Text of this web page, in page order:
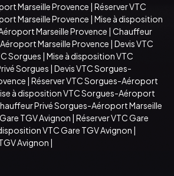
Marseille Provence | Réserver VTC
Marseille Provence | Mise à disposition
Marseille Provence | Chauffeur
Marseille Provence | Devis VTC
Sorgues | Mise à disposition VTC
Sorgues | Devis VTC Sorgues-
| Réserver VTC Sorgues-Aéroport
à disposition VTC Sorgues-Aéroport
Privé Sorgues-Aéroport Marseille
TGV Avignon | Réserver VTC Gare
VTC Gare TGV Avignon |
Avignon |